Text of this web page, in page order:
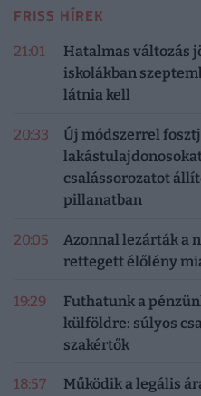
FRISS HÍREK
21:01
Hatalmas változás
iskolákban
látnia kell
20:33
Új módszerrel
csalássorozatot
pillanatban
20:05
Azonnal lezárták a
rettegett élőlény
19:29
Futhatunk a
külföldre: súlyos
szakértők
18:57
Működik a legális